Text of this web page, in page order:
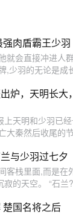
肉盾霸王少羽
就会直接冲进人
,少羽的无论是成
炉，天明长
天明和少羽已
大秦然后收尾的
与少羽过七夕
客栈里面,而是在
的天空。 “石兰
国名将之后